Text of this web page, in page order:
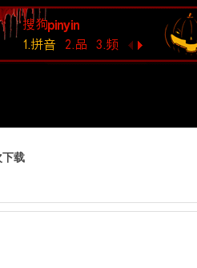
下载